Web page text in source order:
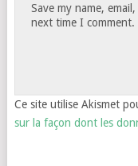
Save my name,
next time I comment.
Ce site utilise Akismet
sur la façon dont les